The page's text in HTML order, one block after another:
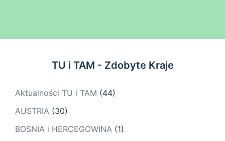
TU i TAM - Zdobyte Kraje
Aktualności TU i TAM (44)
AUSTRIA (30)
BOSNIA i HERCEGOWINA (1)